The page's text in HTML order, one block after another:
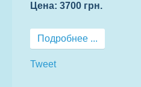
Цена: 3700 грн.
Подробнее ...
Tweet